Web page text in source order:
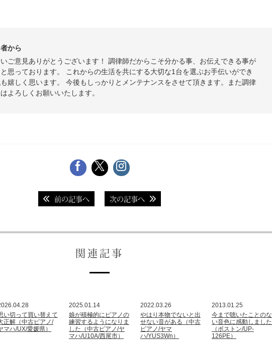
から
ご意見ありがとうございます！ 調律師だからこそ分かる事、お伝えできる事が
思っております。 これからの生活を共にする大切な1台を選ぶお手伝いができ
嬉しく思います。 今後もしっかりとメンテナンスをさせて頂きます。また調律
よろしくお願いいたします。
前の記事へ 次の記事へ
関連記事
い切って買い替えて
正解（中古ピアノ/
マハ/UX/愛媛県）
2025.01.14
娘が積極的にピアノの
練習するようになりま
した（中古ピアノ/ヤ
マハ/U10A/西尾市）
2022.03.26
やはり本物でないと出
せない音がある（中古
ピアノ/ヤマ
ハ/YUS3Wn）
2013.01.25
今まで聴いたことのな
い音色に感動しました
（ボストン/UP-
126PE）